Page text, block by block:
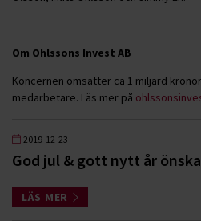
Om Ohlssons Invest AB
Koncernen omsätter ca 1 miljard
medarbetare. Läs mer på
2019-12-23
God jul & gott nytt år
LÄS MER